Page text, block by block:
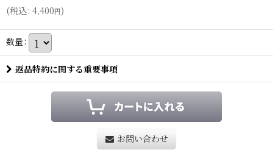
(税込: 4,400円)
数量:
返品特約に関する重要事項
お問い合わせ